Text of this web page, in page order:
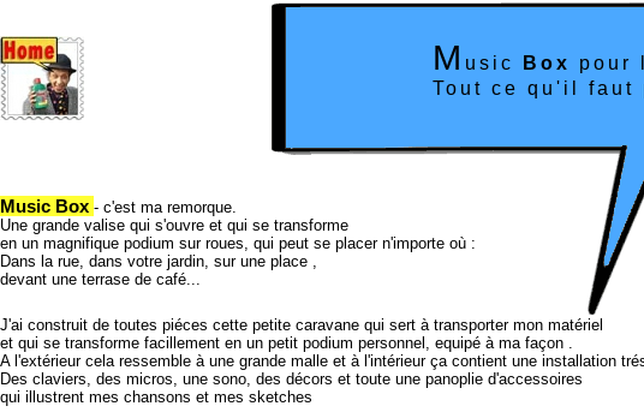
M usic Box
pour
Tout ce qu'il faut
Music Box - c'est ma remorque.
Une grande valise qui s'ouvre et qui se transforme
en un magnifique podium sur roues, qui peut se placer n'importe où :
Dans la rue, dans votre jardin, sur une place ,
devant une terrase de café...
J'ai construit de toutes piéces cette petite caravane qui sert à transporter mon matériel
et qui se transforme facillement en un petit podium personnel, equipé à ma façon .
A l'extérieur cela ressemble à une grande malle et à l'intérieur ça contient une installation
Des claviers, des micros, une sono, des décors et toute une panoplie d'accessoires
qui illustrent mes chansons et mes sketches